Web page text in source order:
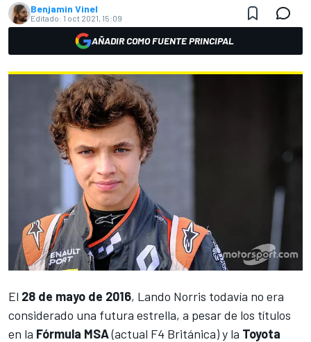
Benjamin Vinel
Editado: 1 oct 2021, 15:09
AÑADIR COMO FUENTE PRINCIPAL
El 28 de mayo de 2016, Lando Norris todavía no era
considerado una futura estrella, a pesar de los títulos
en la Fórmula MSA(actual F4 Británica) y la Toyota